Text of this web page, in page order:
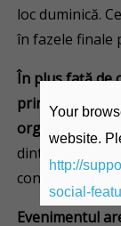
loc duminică.
în fazele finale
În plus față de
principală,
organizate la
dintre ei au
constând în
Evenimentul
Your
website.
http://
social-